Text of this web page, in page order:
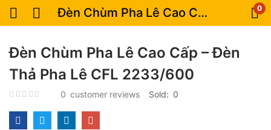
Đèn Chùm Pha Lê Cao Cấp – Đèn Thả Pha Lê CFL 2233/600 0
Đèn Chùm Pha Lê Cao Cấp – Đèn
Thả Pha Lê CFL 2233/600
0 customer reviews Sold: 0